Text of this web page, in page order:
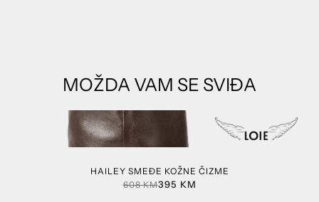
MOŽDA VAM SE SVIĐA
HAILEY SMEĐE KOŽNE ČIZME
608KM395 KM